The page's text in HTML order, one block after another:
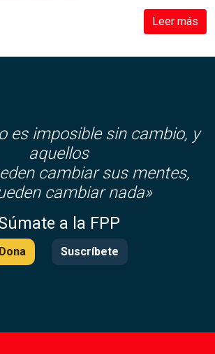
Leer más
es imposible sin cambio, y
aquellos
cambiar sus mentes,
cambiar nada»
a la FPP
Dona Suscríbete